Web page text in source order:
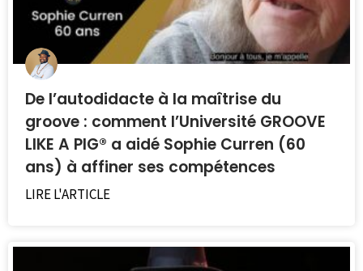
De l’autodidacte à la maîtrise du
groove : comment l’Université GROOVE
LIKE A PIG® a aidé Sophie Curren (60
ans) à affiner ses compétences
LIRE L'ARTICLE